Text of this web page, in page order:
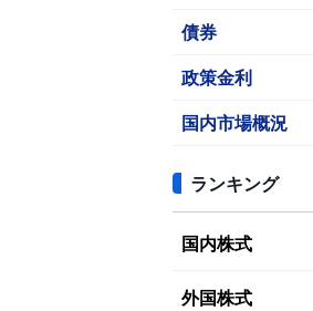
債券
政策金利
国内市場概況
ランキング
国内株式
外国株式